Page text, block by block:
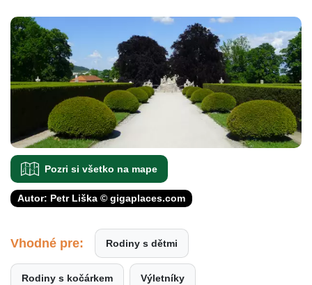
Pozri si všetko na mape
Autor: Petr Liška © gigaplaces.com
Vhodné pre: Rodiny s dětmi
Rodiny s kočárkem Výletníky